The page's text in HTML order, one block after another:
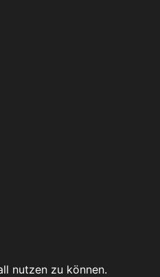
nutzen zu können.